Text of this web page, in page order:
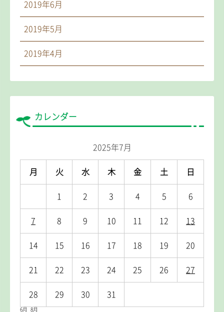
2019年6月
2019年5月
2019年4月
カレンダー
2025年7月
月 火 水 木 金 土 日
1 2 3 4 5 6
7 8 9 10 11 12 13
14 15 16 17 18 19 20
21 22 23 24 25 26 27
28 29 30 31
6月 8月